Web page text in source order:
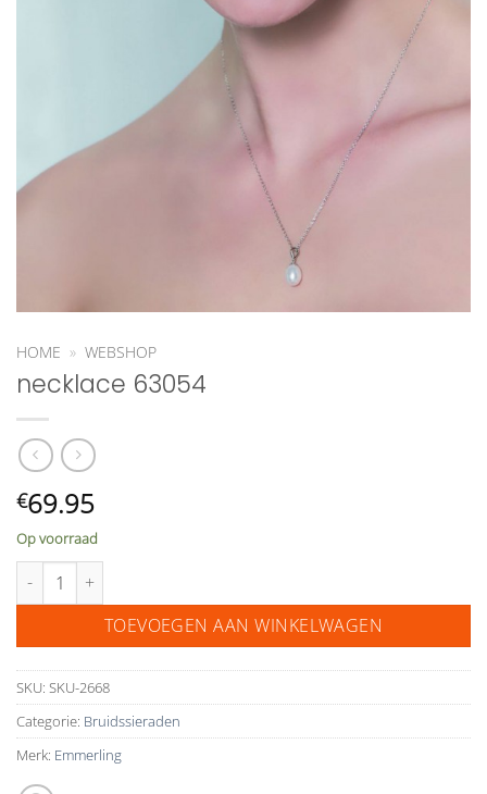
HOME » WEBSHOP
necklace 63054
€69.95
Op voorraad
necklace 63054 aantal
TOEVOEGEN AAN WINKELWAGEN
SKU: SKU-2668
Categorie: Bruidssieraden
Merk: Emmerling